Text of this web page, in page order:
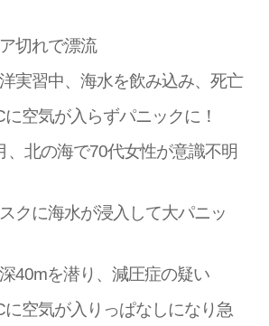
切れで漂流
実習中、海水を飲み込み、死亡
空気が入らずパニックに！
北の海で70代女性が意識不明
クに海水が浸入して大パニッ
40mを潜り、減圧症の疑い
空気が入りっぱなしになり急